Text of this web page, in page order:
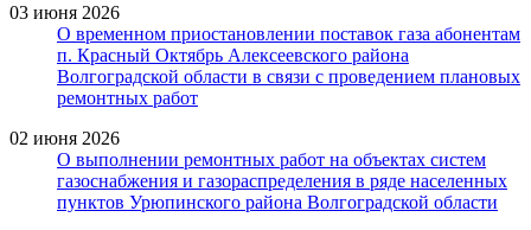
03 июня 2026
О временном приостановлении поставок газа абонентам
п. Красный Октябрь Алексеевского района
Волгоградской области в связи с проведением плановых
ремонтных работ
02 июня 2026
О выполнении ремонтных работ на объектах систем
газоснабжения и газораспределения в ряде населенных
пунктов Урюпинского района Волгоградской области